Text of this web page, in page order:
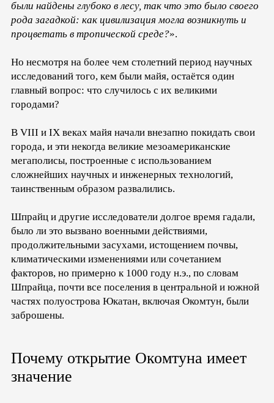
были найдены глубоко в лесу, так что это было своего
рода загадкой: как цивилизация могла возникнуть и
процветать в тропической среде?».
Но несмотря на более чем столетний период научных
исследований того, кем были майя, остаётся один
главный вопрос: что случилось с их великими
городами?
В VIII и IX веках майя начали внезапно покидать свои
города, и эти некогда великие мезоамериканские
мегаполисы, построенные с использованием
сложнейших научных и инженерных технологий,
таинственным образом развалились.
Шпрайц и другие исследователи долгое время гадали,
было ли это вызвано военными действиями,
продолжительными засухами, истощением почвы,
климатическими изменениями или сочетанием
факторов, но примерно к 1000 году н.э., по словам
Шпрайца, почти все поселения в центральной и южной
частях полуострова Юкатан, включая Окомтун, были
заброшены.
Почему открытие Окомтуна имеет
значение